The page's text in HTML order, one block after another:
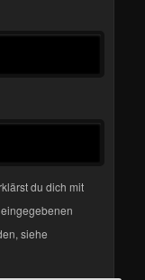
du dich mit
siehe